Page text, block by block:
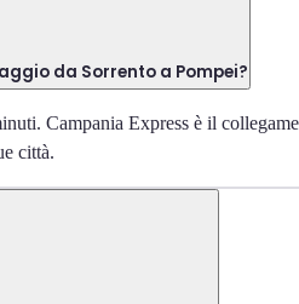
da Sorrento a Pompei?
Campania Express è il
città.